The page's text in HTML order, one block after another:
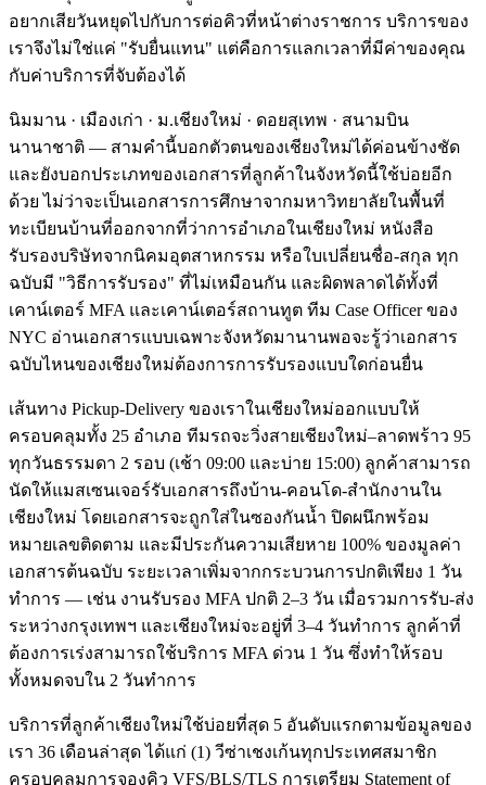
อยากเสียวันหยุดไปกับการต่อคิวที่หน้าต่างราชการ บริการของ
เราจึงไม่ใช่แค่ "รับยื่นแทน" แต่คือการแลกเวลาที่มีค่าของคุณ
กับค่าบริการที่จับต้องได้
นิมมาน · เมืองเก่า · ม.เชียงใหม่ · ดอยสุเทพ · สนามบิน
นานาชาติ — สามคำนี้บอกตัวตนของเชียงใหม่ได้ค่อนข้างชัด
และยังบอกประเภทของเอกสารที่ลูกค้าในจังหวัดนี้ใช้บ่อยอีก
ด้วย ไม่ว่าจะเป็นเอกสารการศึกษาจากมหาวิทยาลัยในพื้นที่
ทะเบียนบ้านที่ออกจากที่ว่าการอำเภอในเชียงใหม่ หนังสือ
รับรองบริษัทจากนิคมอุตสาหกรรม หรือใบเปลี่ยนชื่อ-สกุล ทุก
ฉบับมี "วิธีการรับรอง" ที่ไม่เหมือนกัน และผิดพลาดได้ทั้งที่
เคาน์เตอร์ MFA และเคาน์เตอร์สถานทูต ทีม Case Officer ของ
NYC อ่านเอกสารแบบเฉพาะจังหวัดมานานพอจะรู้ว่าเอกสาร
ฉบับไหนของเชียงใหม่ต้องการการรับรองแบบใดก่อนยื่น
เส้นทาง Pickup-Delivery ของเราในเชียงใหม่ออกแบบให้
ครอบคลุมทั้ง 25 อำเภอ ทีมรถจะวิ่งสายเชียงใหม่–ลาดพร้าว 95
ทุกวันธรรมดา 2 รอบ (เช้า 09:00 และบ่าย 15:00) ลูกค้าสามารถ
นัดให้แมสเซนเจอร์รับเอกสารถึงบ้าน-คอนโด-สำนักงานใน
เชียงใหม่ โดยเอกสารจะถูกใส่ในซองกันน้ำ ปิดผนึกพร้อม
หมายเลขติดตาม และมีประกันความเสียหาย 100% ของมูลค่า
เอกสารต้นฉบับ ระยะเวลาเพิ่มจากกระบวนการปกติเพียง 1 วัน
ทำการ — เช่น งานรับรอง MFA ปกติ 2–3 วัน เมื่อรวมการรับ-ส่ง
ระหว่างกรุงเทพฯ และเชียงใหม่จะอยู่ที่ 3–4 วันทำการ ลูกค้าที่
ต้องการเร่งสามารถใช้บริการ MFA ด่วน 1 วัน ซึ่งทำให้รอบ
ทั้งหมดจบใน 2 วันทำการ
บริการที่ลูกค้าเชียงใหม่ใช้บ่อยที่สุด 5 อันดับแรกตามข้อมูลของ
เรา 36 เดือนล่าสุด ได้แก่ (1) วีซ่าเชงเก้นทุกประเทศสมาชิก
ครอบคลุมการจองคิว VFS/BLS/TLS การเตรียม Statement of